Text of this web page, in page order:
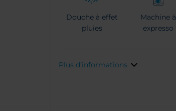
Douche à effet
pluies
Machine à
expresso
Plus d’informations